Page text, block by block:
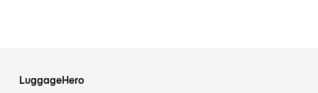
LuggageHero